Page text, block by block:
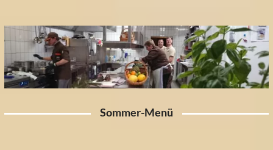
Sommer-Menü